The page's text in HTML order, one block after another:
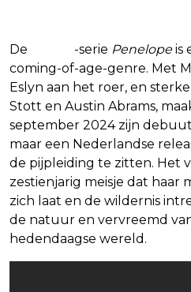
De -serie Penelopeis
coming-of-age-genre. Met
Eslyn aan het roer, en
Stott en Austin Abrams,
september 2024 zijn
maar een Nederlandse
de pijpleiding te zitten. Het
zestienjarig meisje dat haar
zich laat en de wildernis
de natuur en vervreemd
hedendaagse wereld.